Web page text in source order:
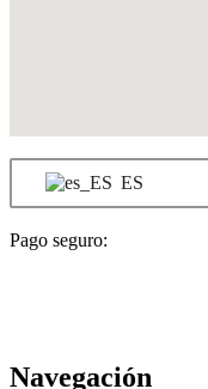
ES
Pago seguro:
Navegación